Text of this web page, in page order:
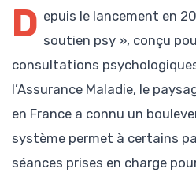
D epuis le lancement en
soutien psy », conçu
consultations
l’Assurance Maladie, le
en France a connu un
système permet à certains
séances prises en charge